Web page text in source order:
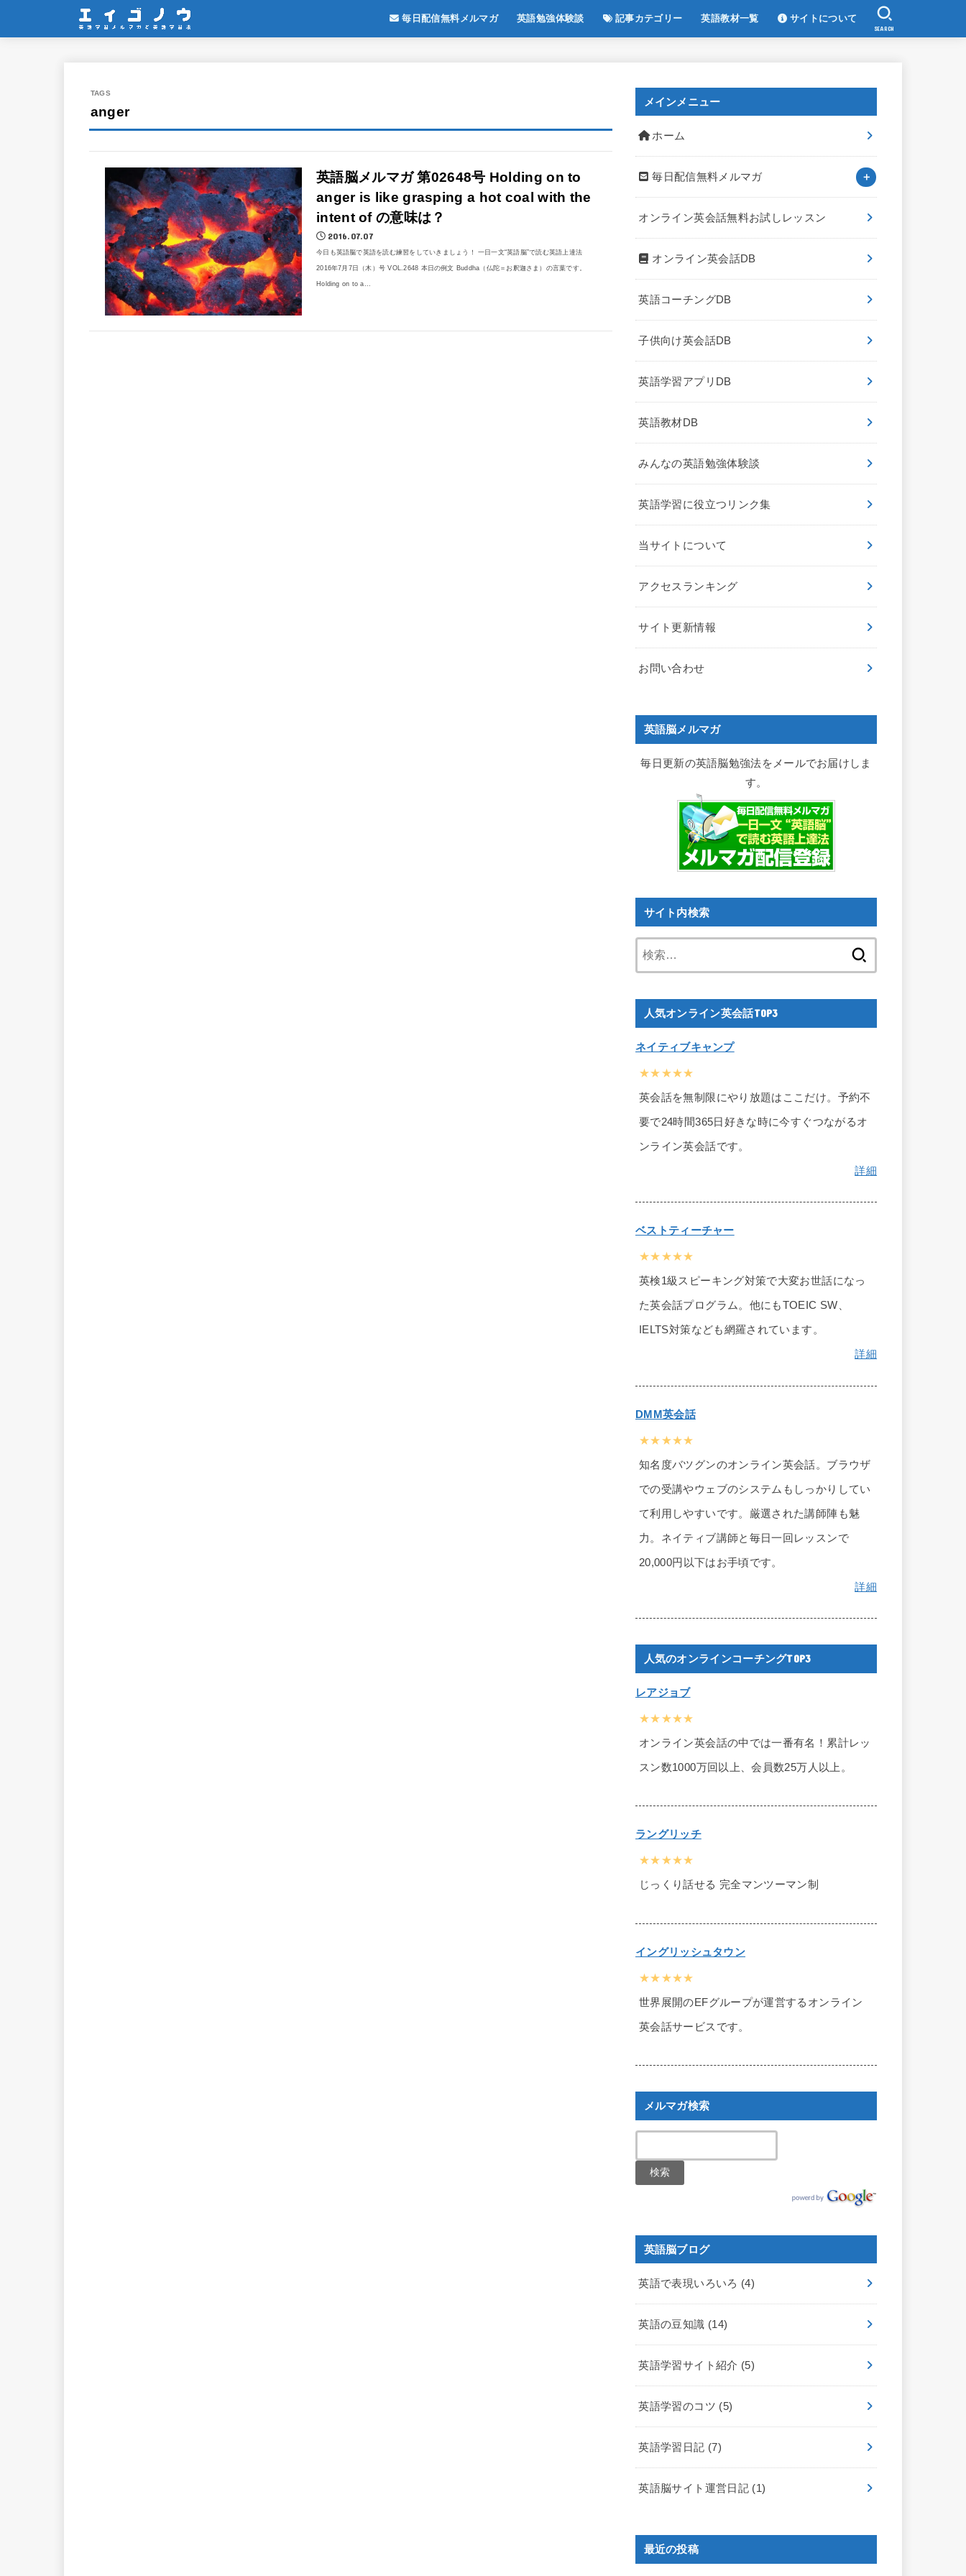
毎日配信無料メルマガ 英語勉強体験談 記事カテゴリー 英語教材一覧 サイトについて
SEARCH
anger
英語脳メルマガ 第02648号 Holding on to
anger is like grasping a hot coal with the
intent of の意味は？
2016.07.07
今日も英語脳で英語を読む練習をしていきましょう！ 一日一文“英語脳”で読む英語上達法
2016年7月7日（木）号 VOL.2648 本日の例文 Buddha（仏陀＝お釈迦さま）の言葉です。
Holding on to a...
メインメニュー
ホーム
毎日配信無料メルマガ
オンライン英会話無料お試しレッスン
オンライン英会話DB
英語コーチングDB
子供向け英会話DB
英語学習アプリDB
英語教材DB
みんなの英語勉強体験談
英語学習に役立つリンク集
当サイトについて
アクセスランキング
サイト更新情報
お問い合わせ
英語脳メルマガ
毎日更新の英語脳勉強法をメールでお届けしま
す。
サイト内検索
人気オンライン英会話TOP3
ネイティブキャンプ
★★★★★
英会話を無制限にやり放題はここだけ。予約不
要で24時間365日好きな時に今すぐつながるオ
ンライン英会話です。
詳細
ベストティーチャー
★★★★★
英検1級スピーキング対策で大変お世話になっ
た英会話プログラム。他にもTOEIC SW、
IELTS対策なども網羅されています。
詳細
DMM英会話
★★★★★
知名度バツグンのオンライン英会話。ブラウザ
での受講やウェブのシステムもしっかりしてい
て利用しやすいです。厳選された講師陣も魅
力。ネイティブ講師と毎日一回レッスンで
20,000円以下はお手頃です。
詳細
人気のオンラインコーチングTOP3
レアジョブ
★★★★★
オンライン英会話の中では一番有名！累計レッ
スン数1000万回以上、会員数25万人以上。
ラングリッチ
★★★★★
じっくり話せる 完全マンツーマン制
イングリッシュタウン
★★★★★
世界展開のEFグループが運営するオンライン
英会話サービスです。
メルマガ検索
英語脳ブログ
英語で表現いろいろ (4)
英語の豆知識 (14)
英語学習サイト紹介 (5)
英語学習のコツ (5)
英語学習日記 (7)
英語脳サイト運営日記 (1)
最近の投稿